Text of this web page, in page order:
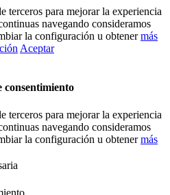
terceros para mejorar la experiencia
navegando consideramos
la configuración u obtenermás
Aceptar
consentimiento
terceros para mejorar la experiencia
navegando consideramos
la configuración u obtenermás